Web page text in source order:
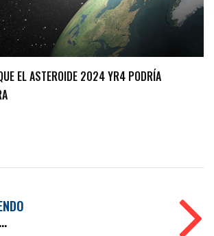
EL ASTEROIDE 2024 YR4 PODRÍA